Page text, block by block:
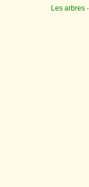
Les arbres·